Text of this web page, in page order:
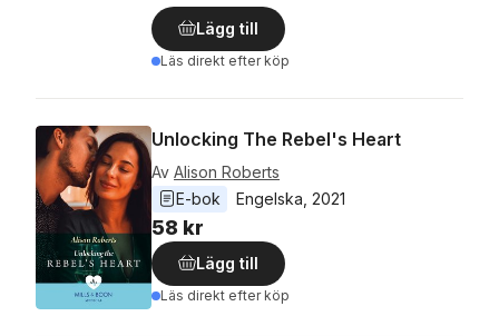
Lägg till
Läs direkt efter köp
Unlocking The Rebel's Heart
Av Alison Roberts
E-bok
Engelska 2021
58 kr
Lägg till
Läs direkt efter köp